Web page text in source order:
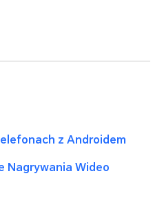
z Androidem
Nagrywania Wideo